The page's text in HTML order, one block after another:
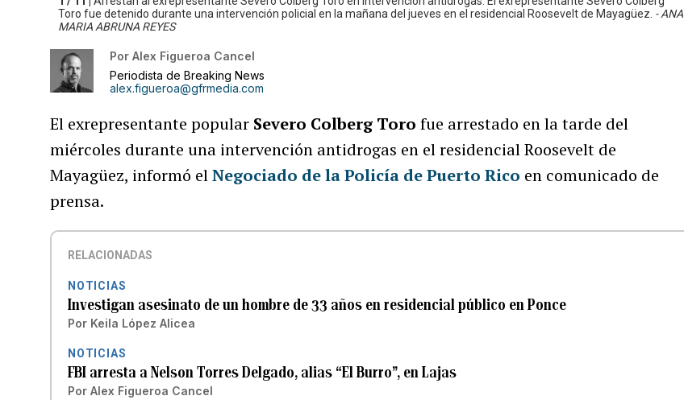
Toro fue detenido durante una intervención policial en la mañana del jueves en el residencial Roosevelt de Mayagüez. - ANA
MARIA ABRUNA REYES
Por Alex Figueroa Cancel
Periodista de Breaking News
alex.figueroa@gfrmedia.com
El exrepresentante popular Severo Colberg Toro fue arrestado en la tarde del
miércoles durante una intervención antidrogas en el residencial Roosevelt de
Mayagüez, informó elNegociado de la Policía de Puerto Rico en comunicado de
prensa.
RELACIONADAS
NOTICIAS
Investigan asesinato de un hombre de 33 años en residencial público en Ponce
Por Keila López Alicea
NOTICIAS
FBI arresta a Nelson Torres Delgado, alias “El Burro”, en Lajas
Por Alex Figueroa Cancel